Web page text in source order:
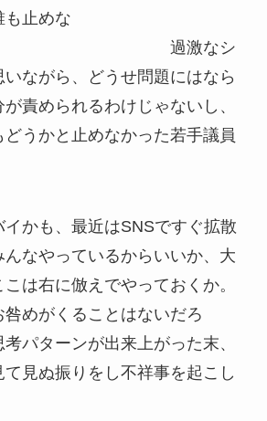
も止めな
。 過激なシ
いながら、どうせ問題にはなら
責められるわけじゃないし、
うかと止めなかった若手議員
イかも、最近はSNSですぐ拡散
なやっているからいいか、大
は右に倣えでやっておくか。
咎めがくることはないだろ
考パターンが出来上がった末、
見ぬ振りをし不祥事を起こし